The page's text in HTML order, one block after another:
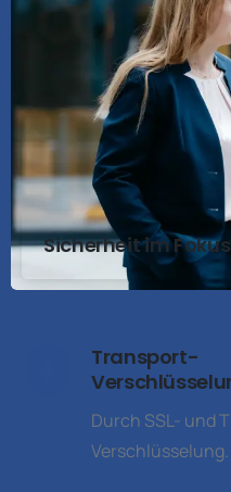
Sicherheit im Fokus
Transport-
Durch SSL- und
Verschlüsselung.